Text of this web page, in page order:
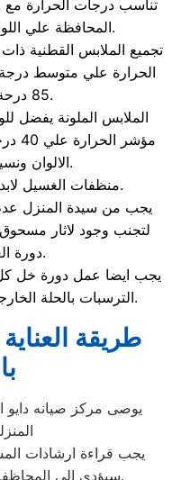
تناسب درجات الحرارة مع
المحافظة علي اللون ونسيج الملابس.
تجميع الملابس القطنية
85 درحة مئوية.
الملابس الملونة يفضل
الالوان ونسيج القماش.
منظفات الغسيل لابد من اختيارها بعناية.
يجب من سيدة المنزل
لتجنب وجود لاثار
دورة الغسيل.
يجب ايضا عمل دورة خل كل
الترسبات بالحلة الخارجية والداخلية بالغسالة.
طريقة
يجب قراءة ارشادات
سيؤدى الى المحاظفة على الاجهزة وتلاشى الاعطال.